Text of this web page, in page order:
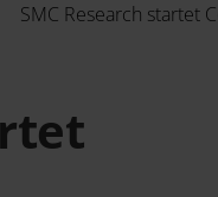
SMC Research startet